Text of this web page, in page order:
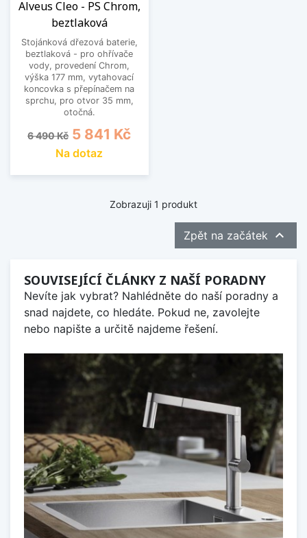
Alveus Cleo - PS Chrom,
beztlaková
Stojánková dřezová baterie,
beztlaková - pro ohřívače
vody, provedení Chrom,
výška 177 mm, vytahovací
koncovka s přepínačem na
sprchu, pro otvor 35 mm,
otočná.
Běžná cena
6 490 Kč Cena
5 841 Kč
Na dotaz
Zobrazuji 1 produkt
Zpět na začátek 
SOUVISEJÍCÍ ČLÁNKY Z NAŠÍ PORADNY
Nevíte jak vybrat? Nahlédněte do naší poradny a
snad najdete, co hledáte. Pokud ne, zavolejte
nebo napište a určitě najdeme řešení.